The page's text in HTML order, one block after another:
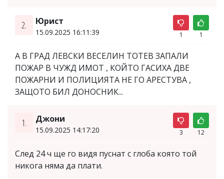
2. Юрист
15.09.2025 16:11:39 1 1
А В ГРАД ЛЕВСКИ ВЕСЕЛИН ТОТЕВ ЗАПАЛИ
ПОЖАР В ЧУЖД ИМОТ , КОЙТО ГАСИХА ДВЕ
ПОЖАРНИ И ПОЛИЦИЯТА НЕ ГО АРЕСТУВА ,
ЗАЩОТО БИЛ ДОНОСНИК...
1. Джони
15.09.2025 14:17:20 3 12
След 24 ч ще го видя пуснат с глоба която той
никога няма да плати.